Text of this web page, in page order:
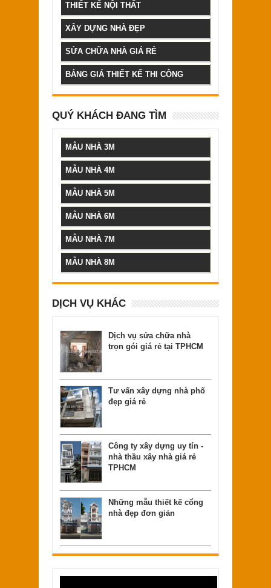
THIẾT KẾ NỘI THẤT
XÂY DỰNG NHÀ ĐẸP
SỬA CHỮA NHÀ GIÁ RẺ
BẢNG GIÁ THIẾT KẾ THI CÔNG
QUÝ KHÁCH ĐANG TÌM
MẪU NHÀ 3M
MẪU NHÀ 4M
MẪU NHÀ 5M
MẪU NHÀ 6M
MẪU NHÀ 7M
MẪU NHÀ 8M
DỊCH VỤ KHÁC
Dịch vụ sửa chữa nhà
trọn gói giá rẻ tại TPHCM
Tư vấn xây dựng nhà phố
đẹp giá rẻ
Công ty xây dựng uy tín -
nhà thầu xây nhà giá rẻ
TPHCM
Những mẫu thiết kế cổng
nhà đẹp đơn giản